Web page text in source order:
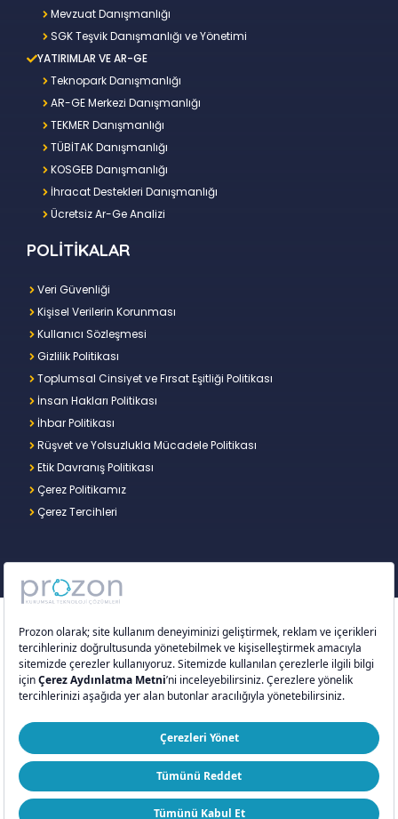
Mevzuat Danışmanlığı
SGK Teşvik Danışmanlığı ve Yönetimi
YATIRIMLAR VE AR-GE
Teknopark Danışmanlığı
AR-GE Merkezi Danışmanlığı
TEKMER Danışmanlığı
TÜBİTAK Danışmanlığı
KOSGEB Danışmanlığı
İhracat Destekleri Danışmanlığı
Ücretsiz Ar-Ge Analizi
POLİTİKALAR
Veri Güvenliği
Kişisel Verilerin Korunması
Kullanıcı Sözleşmesi
Gizlilik Politikası
Toplumsal Cinsiyet ve Fırsat Eşitliği Politikası
İnsan Hakları Politikası
İhbar Politikası
Rüşvet ve Yolsuzlukla Mücadele Politikası
Etik Davranış Politikası
Çerez Politikamız
Çerez Tercihleri
Copyright © 2026 – Prozon. Prozon markası ve
Prozon Kurumsal Teknoloji Çözümleri Anonim
Şirketi,Proventus Danışmanlık Limited Şirketi’nin
tescilli markası ve teknoloji şirketidir.
ISO 9001:2015 ISO/IEC 27001:2022 ISO 20000-1:2018